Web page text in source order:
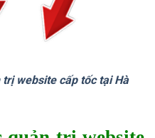
trị website cấp tốc tại Hà